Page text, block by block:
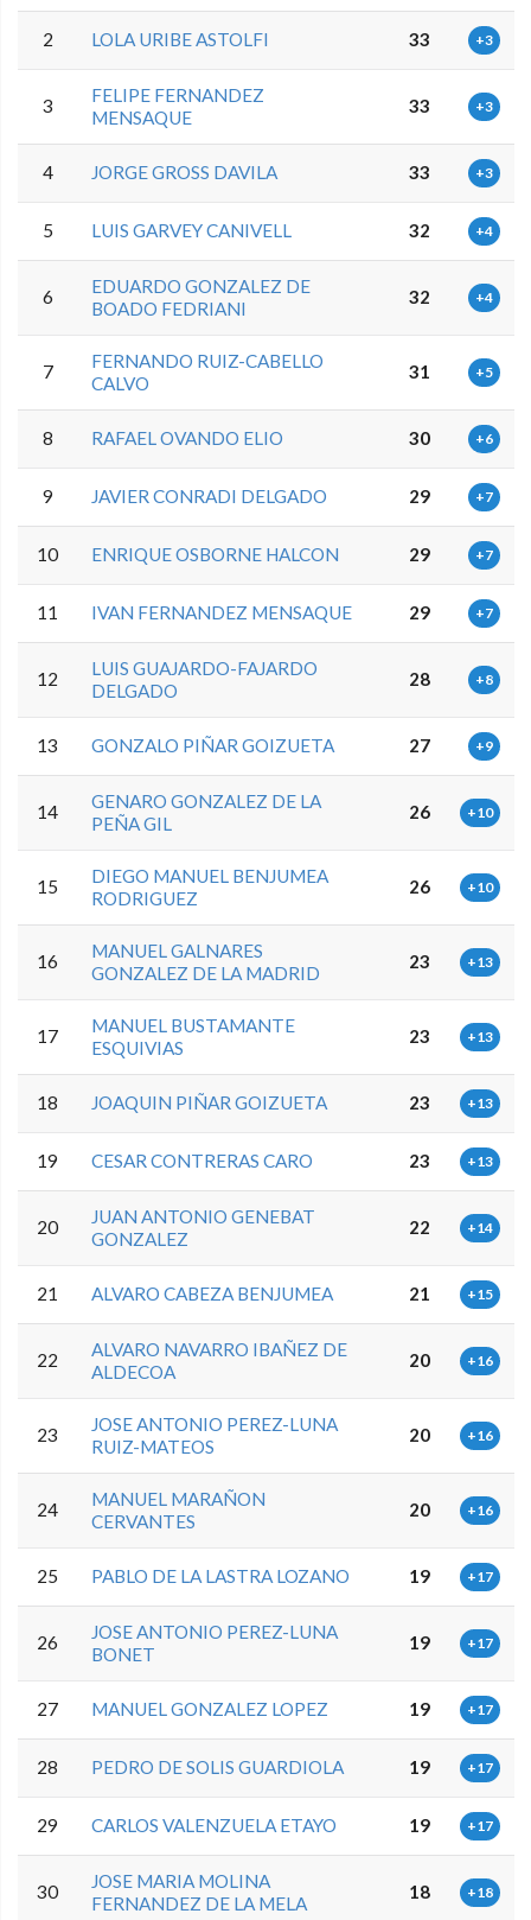
2 LOLA URIBE ASTOLFI 33 +3
3
FELIPE FERNANDEZ
MENSAQUE
33 +3
4 JORGE GROSS DAVILA 33 +3
5 LUIS GARVEY CANIVELL 32 +4
6
EDUARDO GONZALEZ DE
BOADO FEDRIANI
32 +4
7
FERNANDO RUIZ-CABELLO
CALVO
31 +5
8 RAFAEL OVANDO ELIO 30 +6
9 JAVIER CONRADI DELGADO 29 +7
10 ENRIQUE OSBORNE HALCON 29 +7
11 IVAN FERNANDEZ MENSAQUE 29 +7
12
LUIS GUAJARDO-FAJARDO
DELGADO
28 +8
13 GONZALO PIÑAR GOIZUETA 27 +9
14
GENARO GONZALEZ DE LA
PEÑA GIL
26 +10
15
DIEGO MANUEL BENJUMEA
RODRIGUEZ
26 +10
16
MANUEL GALNARES
GONZALEZ DE LA MADRID
23 +13
17
MANUEL BUSTAMANTE
ESQUIVIAS
23 +13
18 JOAQUIN PIÑAR GOIZUETA 23 +13
19 CESAR CONTRERAS CARO 23 +13
20
JUAN ANTONIO GENEBAT
GONZALEZ
22 +14
21 ALVARO CABEZA BENJUMEA 21 +15
22
ALVARO NAVARRO IBAÑEZ DE
ALDECOA
20 +16
23
JOSE ANTONIO PEREZ-LUNA
RUIZ-MATEOS
20 +16
24
MANUEL MARAÑON
CERVANTES
20 +16
25 PABLO DE LA LASTRA LOZANO 19 +17
26
JOSE ANTONIO PEREZ-LUNA
BONET
19 +17
27 MANUEL GONZALEZ LOPEZ 19 +17
28 PEDRO DE SOLIS GUARDIOLA 19 +17
29 CARLOS VALENZUELA ETAYO 19 +17
30
JOSE MARIA MOLINA
FERNANDEZ DE LA MELA
18 +18